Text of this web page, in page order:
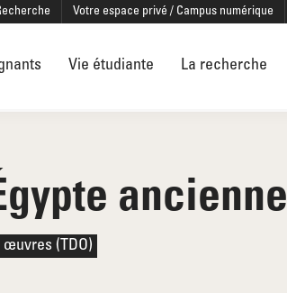
Votre espace privé / Campus numérique
Vie étudiante La recherche
ancienne
œuvres (TDO)